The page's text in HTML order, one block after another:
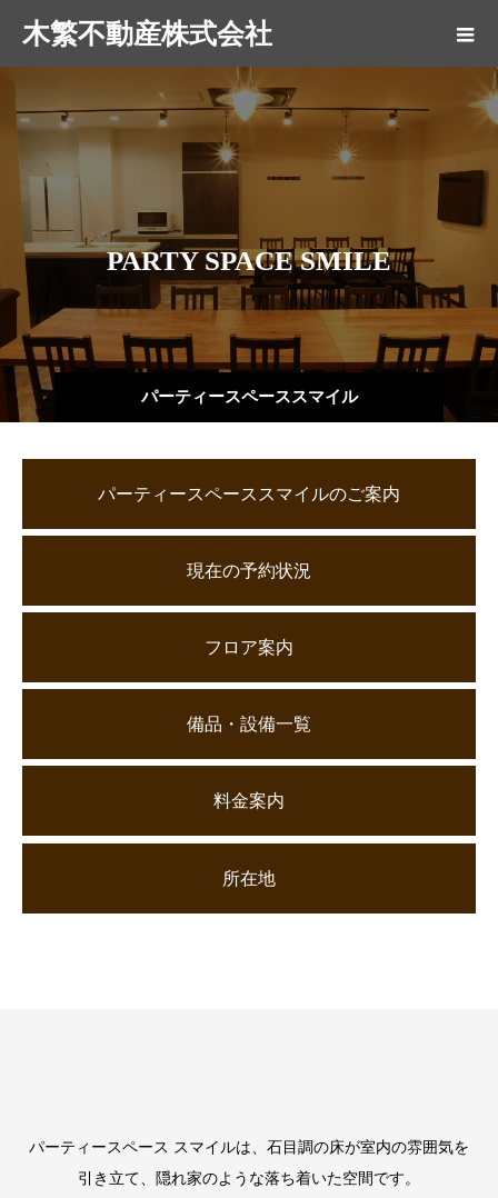
木繁不動産株式会社
パーティースペーススマイル
PARTY SPACE SMILE
パーティースペーススマイルのご案内
現在の予約状況
フロア案内
備品・設備一覧
料金案内
所在地
パーティースペース スマイルは、石目調の床が室内の雰囲気を
引き立て、隠れ家のような落ち着いた空間です。